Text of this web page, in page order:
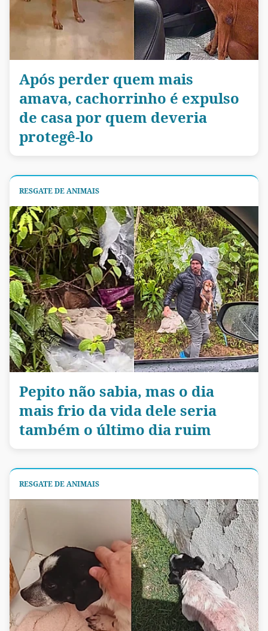
Após perder quem mais
amava, cachorrinho é expulso
de casa por quem deveria
protegê-lo
RESGATE DE ANIMAIS
Pepito não sabia, mas o dia
mais frio da vida dele seria
também o último dia ruim
RESGATE DE ANIMAIS